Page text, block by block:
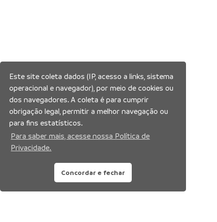
Este site coleta dados (IP, acesso a links, sistema
operacional e navegador), por meio de cookies ou
dos navegadores. A coleta é para cumprir
obrigação legal, permitir a melhor navegação ou
para fins estatísticos.
Para saber mais, acesse nossa Política de
Privacidade.
Concordar e fechar